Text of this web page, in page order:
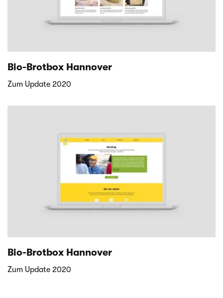
Bio-Brotbox Hannover
Zum Update 2020
Bio-Brotbox Hannover
Zum Update 2020